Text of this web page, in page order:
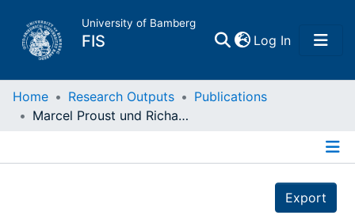
University of Bamberg
FIS Log In(current)
Home
Home Research Outputs
Publications
Marcel Proust und Richard Wagner : Zeittypisches und Einmaliges in einer Beziehung zwischen Literatur und Musik
Export